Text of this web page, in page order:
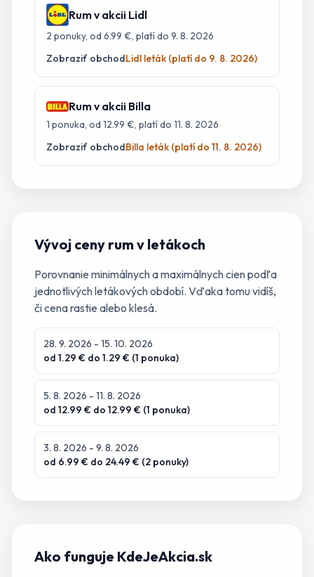
Rumv akcii Lidl
2 ponuky, od 6.99 €, platí do 9. 8. 2026
Zobraziť obchodLidl leták (platí do 9. 8. 2026)
Rumv akcii Billa
1 ponuka, od 12.99 €, platí do 11. 8. 2026
Zobraziť obchodBilla leták (platí do 11. 8. 2026)
Vývoj ceny rumv letákoch
Porovnanie minimálnych a maximálnych cien podľa
jednotlivých letákových období. Vďaka tomu vidíš,
či cena rastie alebo klesá.
28. 9. 2026 - 15. 10. 2026
od 1.29 € do 1.29 € (1 ponuka)
5. 8. 2026 - 11. 8. 2026
od 12.99 € do 12.99 € (1 ponuka)
3. 8. 2026 - 9. 8. 2026
od 6.99 € do 24.49 € (2 ponuky)
Ako funguje KdeJeAkcia.sk